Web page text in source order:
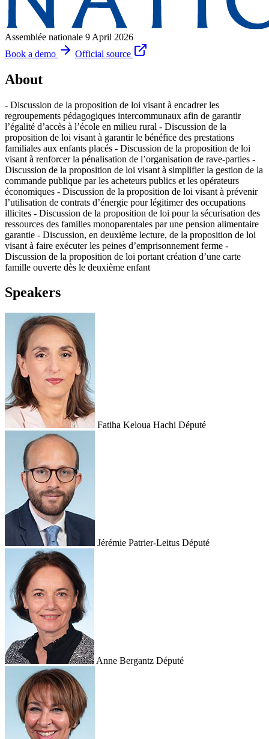
Assemblée nationale 9 April 2026
Book a demo
Official source
About
- Discussion de la proposition de loi visant à encadrer les
regroupements pédagogiques intercommunaux afin de garantir
l’égalité d’accès à l’école en milieu rural - Discussion de la
proposition de loi visant à garantir le bénéfice des prestations
familiales aux enfants placés - Discussion de la proposition de loi
visant à renforcer la pénalisation de l’organisation de rave-parties -
Discussion de la proposition de loi visant à simplifier la gestion de la
commande publique par les acheteurs publics et les opérateurs
économiques - Discussion de la proposition de loi visant à prévenir
l’utilisation de contrats d’énergie pour légitimer des occupations
illicites - Discussion de la proposition de loi pour la sécurisation des
ressources des familles monoparentales par une pension alimentaire
garantie - Discussion, en deuxième lecture, de la proposition de loi
visant à faire exécuter les peines d’emprisonnement ferme -
Discussion de la proposition de loi portant création d’une carte
famille ouverte dès le deuxième enfant
Speakers
Fatiha Keloua Hachi Député
Jérémie Patrier-Leitus Député
Anne Bergantz Député